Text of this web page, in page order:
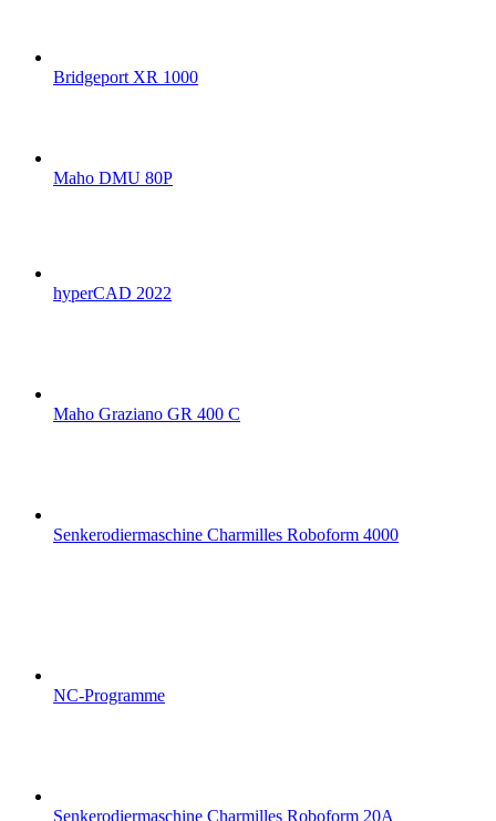
Bridgeport XR 1000
Maho DMU 80P
hyperCAD 2022
Maho Graziano GR 400 C
Senkerodiermaschine Charmilles Roboform 4000
NC-Programme
Senkerodiermaschine Charmilles Roboform 20A